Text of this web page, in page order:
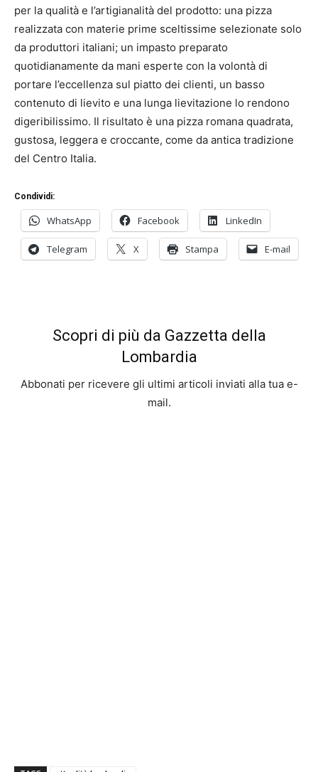
per la qualità e l’artigianalità del prodotto: una pizza
realizzata con materie prime sceltissime selezionate solo
da produttori italiani; un impasto preparato
quotidianamente da mani esperte con la volontà di
portare l’eccellenza sul piatto dei clienti, un basso
contenuto di lievito e una lunga lievitazione lo rendono
digeribilissimo. Il risultato è una pizza romana quadrata,
gustosa, leggera e croccante, come da antica tradizione
del Centro Italia.
Condividi:
WhatsApp Facebook LinkedIn
Telegram X Stampa E-mail
Scopri di più da Gazzetta della
Lombardia
Abbonati per ricevere gli ultimi articoli inviati alla tua e-
mail.